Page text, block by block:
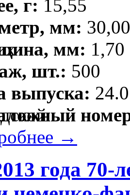
г: 15,55
мм:
мм:
шт.: 500
выпуска:
→
года 70-